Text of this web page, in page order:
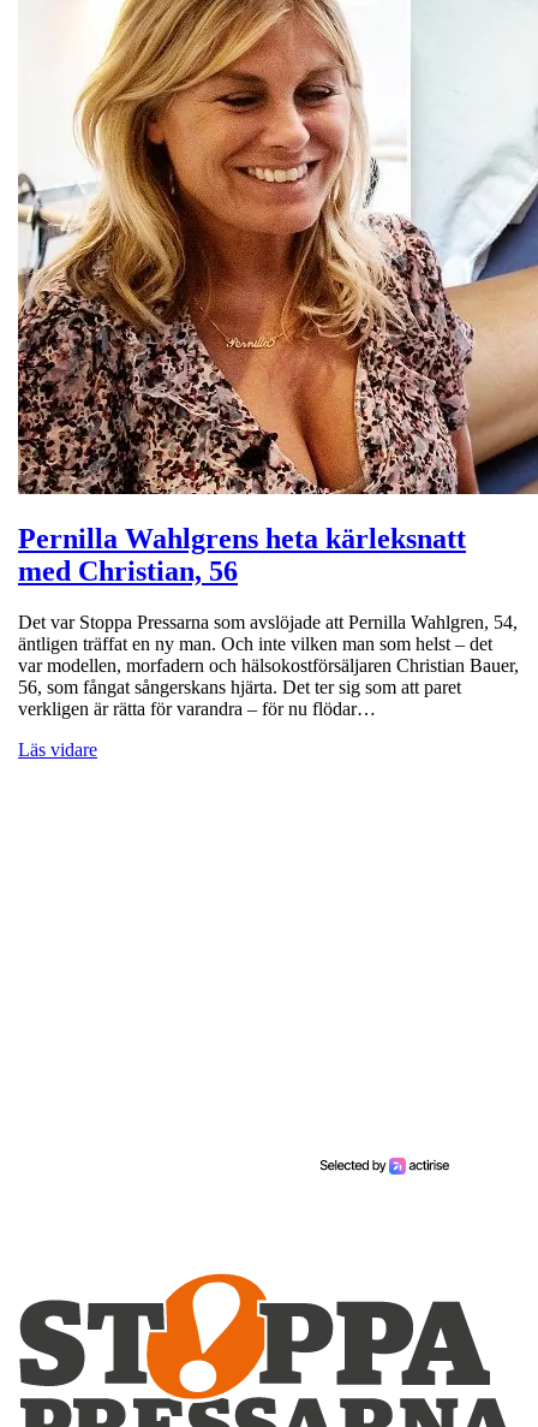
Pernilla Wahlgrens heta kärleksnatt
med Christian, 56
Det var Stoppa Pressarna som avslöjade att Pernilla Wahlgren, 54,
äntligen träffat en ny man. Och inte vilken man som helst – det
var modellen, morfadern och hälsokostförsäljaren Christian Bauer,
56, som fångat sångerskans hjärta. Det ter sig som att paret
verkligen är rätta för varandra – för nu flödar…
Läs vidare